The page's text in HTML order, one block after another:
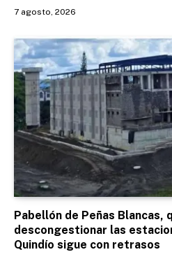
7 agosto, 2026
Pabellón de Peñas Blancas,
descongestionar las
Quindío sigue con retrasos